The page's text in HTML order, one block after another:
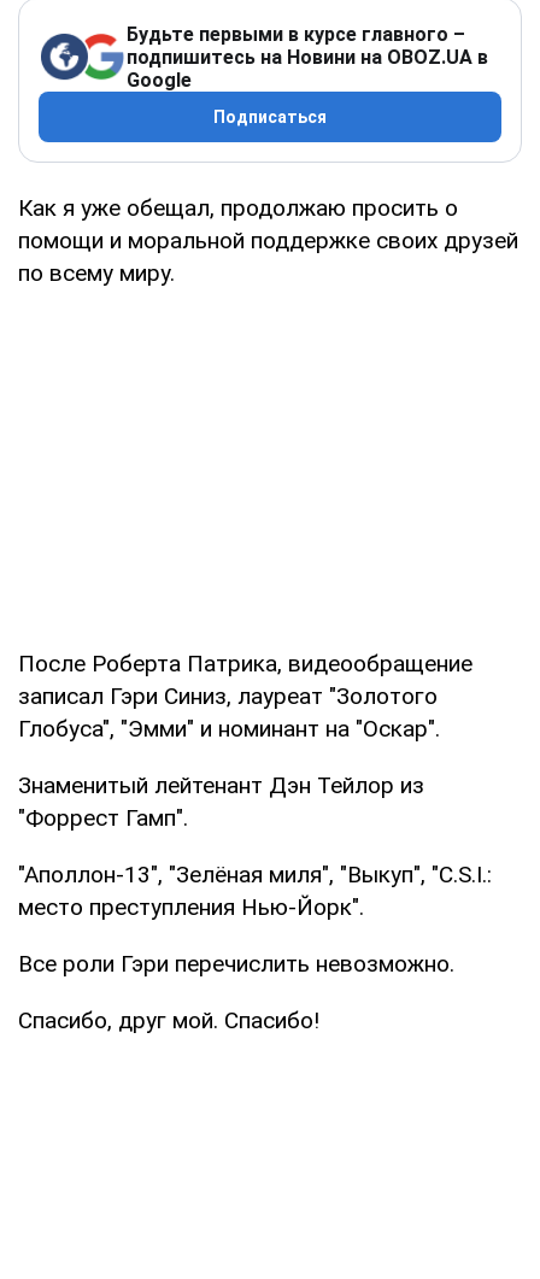
Будьте первыми в курсе главного –
подпишитесь на Новини на OBOZ.UA в
Google
Подписаться
Как я уже обещал, продолжаю просить о
помощи и моральной поддержке своих друзей
по всему миру.
После Роберта Патрика, видеообращение
записал Гэри Синиз, лауреат "Золотого
Глобуса", "Эмми" и номинант на "Оскар".
Знаменитый лейтенант Дэн Тейлор из
"Форрест Гамп".
"Аполлон-13", "Зелёная миля", "Выкуп", "C.S.I.:
место преступления Нью-Йорк".
Все роли Гэри перечислить невозможно.
Спасибо, друг мой. Спасибо!